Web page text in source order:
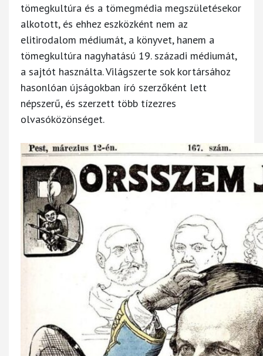
tömegkultúra és a tömegmédia megszületésekor
alkotott, és ehhez eszközként nem az
elitirodalom médiumát, a könyvet, hanem a
tömegkultúra nagyhatású 19. századi médiumát,
a sajtót használta. Világszerte sok kortársához
hasonlóan újságokban író szerzőként lett
népszerű, és szerzett több tízezres
olvasóközönséget.